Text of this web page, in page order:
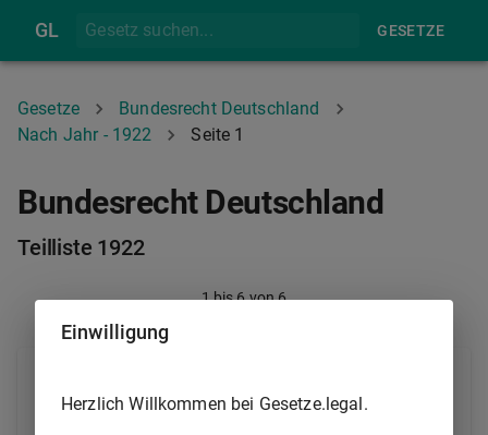
GL GESETZE
Gesetze
Bundesrecht Deutschland
Nach Jahr - 1922
Seite 1
Bundesrecht Deutschland
Teilliste 1922
1bis6von6
Luftverkehrsgesetz
Einwilligung
Herzlich Willkommen bei Gesetze.legal.